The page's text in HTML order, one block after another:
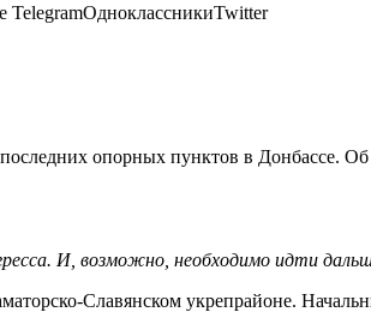
TelegramОдноклассникиTwitter
опорных пунктов в Донбассе.
И, возможно, необходимо идти
Славянском укрепрайоне.